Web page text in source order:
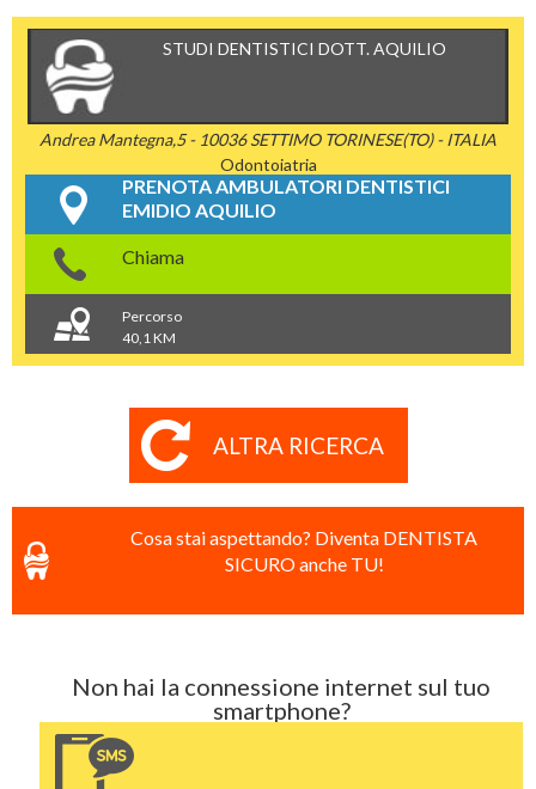
STUDI DENTISTICI DOTT. AQUILIO
Andrea Mantegna,5 - 10036 SETTIMO TORINESE(TO) - ITALIA
Odontoiatria
PRENOTA AMBULATORI DENTISTICI
EMIDIO AQUILIO
Chiama
Percorso
40,1 KM
ALTRA RICERCA
Cosa stai aspettando? Diventa DENTISTA
SICURO anche TU!
Non hai la connessione internet sul tuo
smartphone?